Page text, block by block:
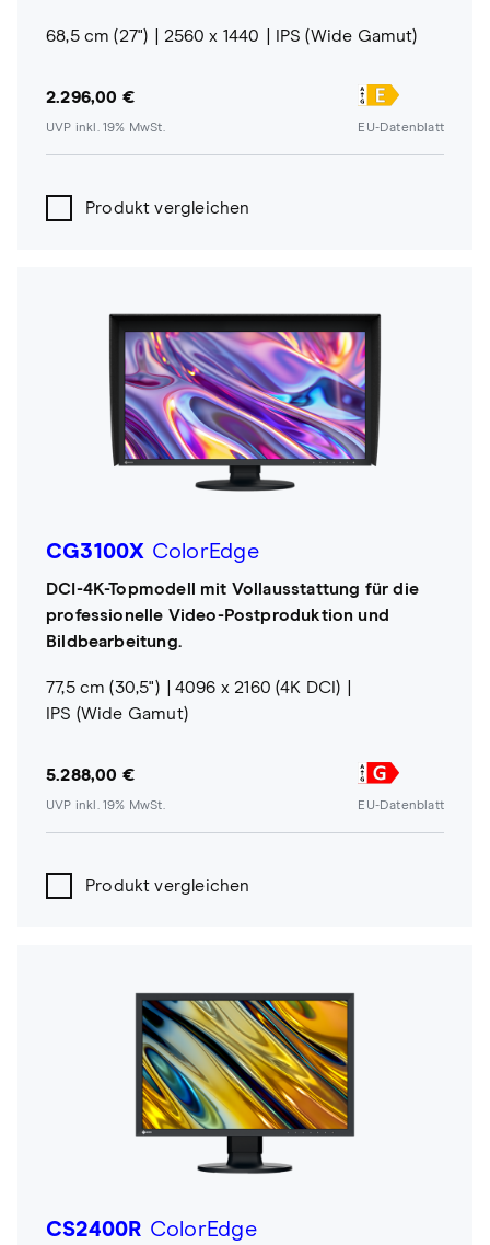
68,5 cm (27") 2560 x 1440 IPS (Wide Gamut)
2.296,00 €
UVP inkl. 19% MwSt. EU-Datenblatt
Produkt vergleichen
CG3100X ColorEdge
DCI-4K-Topmodell mit Vollausstattung für die
professionelle Video-Postproduktion und
Bildbearbeitung.
77,5 cm (30,5")
4096 x 2160 (4K DCI)
IPS (Wide Gamut)
5.288,00 €
UVP inkl. 19% MwSt. EU-Datenblatt
Produkt vergleichen
CS2400R ColorEdge